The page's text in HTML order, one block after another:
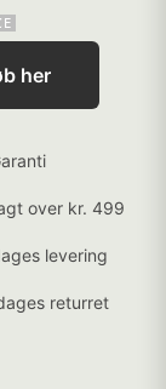
her
over kr. 499
levering
returret